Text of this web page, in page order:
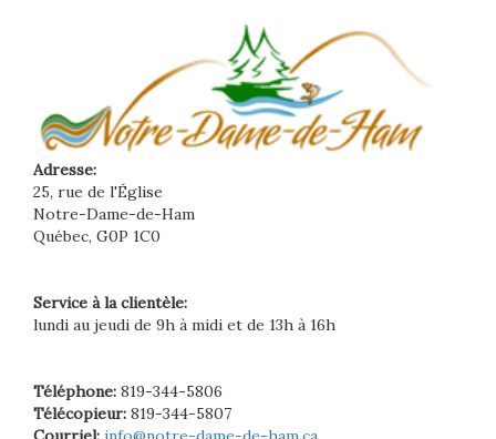
Adresse:
25, rue de l'Église
Notre-Dame-de-Ham
Québec, G0P 1C0
Service à la clientèle:
lundi au jeudi de 9h à midi et de 13h à 16h
Téléphone: 819-344-5806
Télécopieur: 819-344-5807